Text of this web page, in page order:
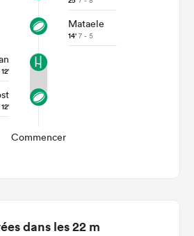
Mataele
14' 7 - 5
12'
12'
Commencer
dans les 22 m